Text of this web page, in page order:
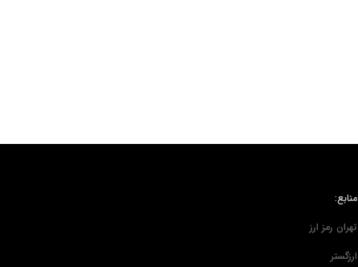
منابع:
تهران رمز ارز
ارزگستر